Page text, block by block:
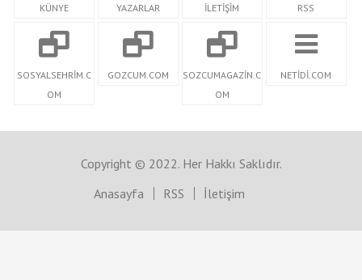
KÜNYE YAZARLAR İLETİŞİM RSS
SOSYALSEHRİM.C
OM
GOZCUM.COM
SOZCUMAGAZİN.C
OM
NETİDİ.COM
Copyright © 2022. Her Hakkı Saklıdır.
Anasayfa
RSS İletişim